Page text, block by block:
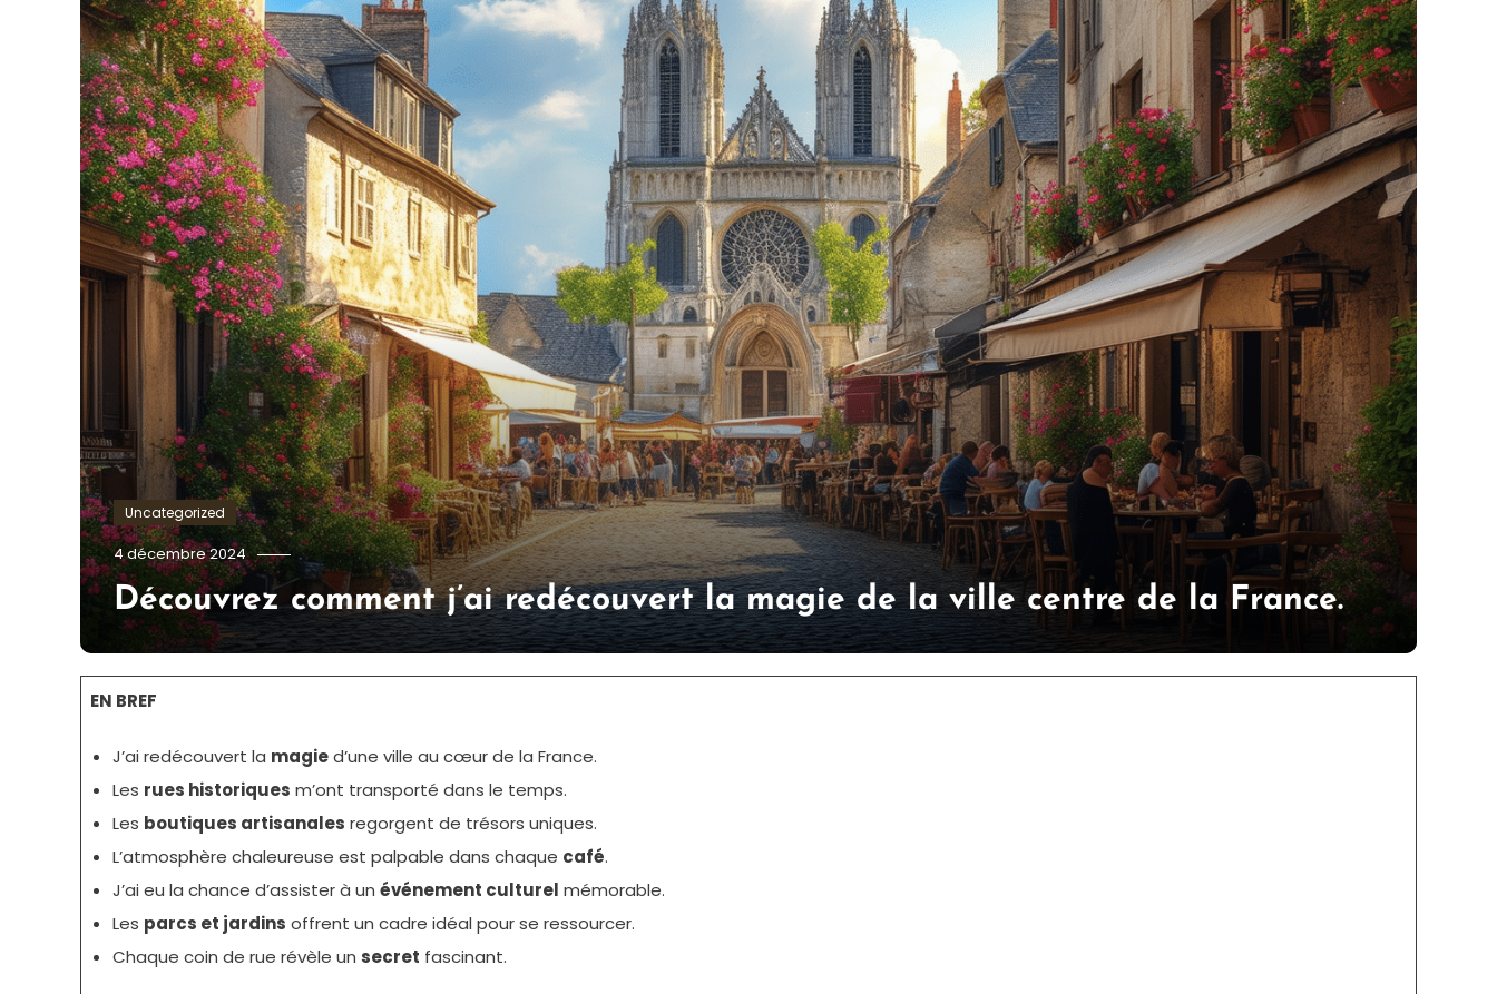
Uncategorized
4 décembre 2024 Tom.Vidal.46
Découvrez comment j’ai redécouvert la magie de la ville centre de la France.
EN BREF
J’ai redécouvert la magied’une ville au cœur de la France.
Les rues historiques m’ont transporté dans le temps.
Les boutiques artisanales regorgent de trésors uniques.
L’atmosphère chaleureuse est palpable dans chaque café.
J’ai eu la chance d’assister à un événement culturel mémorable.
Les parcs et jardins offrent un cadre idéal pour se ressourcer.
Chaque coin de rue révèle un secret fascinant.